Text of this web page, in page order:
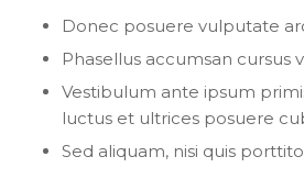
Donec posuere vulputate
Phasellus accumsan cursus
Vestibulum ante ipsum
luctus et ultrices posuere
Sed aliquam, nisi quis